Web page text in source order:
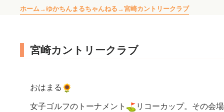
ホーム ゆかちんまるちゃんねる 宮崎カントリークラブ
宮崎カントリークラブ
おはまる
女子ゴルフのトーナメント
リコーカップ。その会